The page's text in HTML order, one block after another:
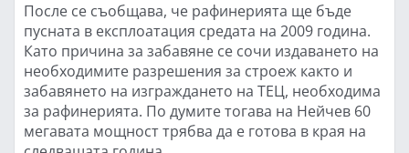
После се съобщава, че рафинерията ще бъде
пусната в експлоатация средата на 2009 година.
Като причина за забавяне се сочи издаването на
необходимите разрешения за строеж както и
забавянето на изграждането на ТЕЦ, необходима
за рафинерията. По думите тогава на Нейчев 60
мегавата мощност трябва да е готова в края на